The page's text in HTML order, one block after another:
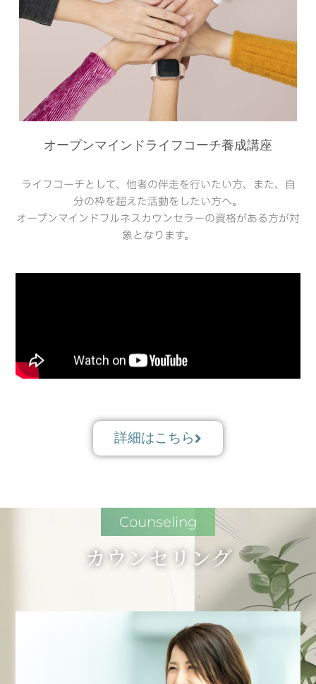
オープンマインドライフコーチ養成講座
ライフコーチとして、他者の伴走を行いたい方、また、自
分の枠を超えた活動をしたい方へ。
オープンマインドフルネスカウンセラーの資格がある方が対
象となります。
詳細はこちら
Counseling
カウンセリング